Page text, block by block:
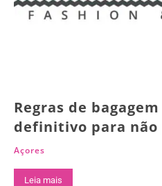
Regras de
definitivo para
Açores
Leia mais